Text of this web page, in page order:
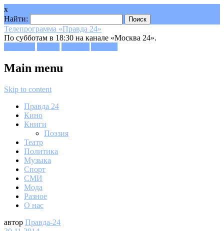
x
Найти:
Телепрограмма «Правда 24»
По субботам в 18:30 на канале «Москва 24».
Main menu
Skip to content
Правда 24
Кино
Книги
Поэзия
Театр
Политика
Музыка
Спорт
СМИ
Мода
Разное
О нас
автор Правда-24